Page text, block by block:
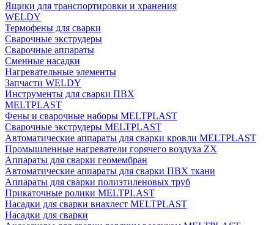
Ящики для транспортировки и хранения
WELDY
Термофены для сварки
Сварочные экструдеры
Сварочные аппараты
Сменные насадки
Нагревательные элементы
Запчасти WELDY
Инструменты для сварки ПВХ
MELTPLAST
Фены и сварочные наборы MELTPLAST
Сварочные экструдеры MELTPLAST
Автоматические аппараты для сварки кровли MELTPLAST
Промышленные нагреватели горячего воздуха ZX
Аппараты для сварки геомембран
Автоматические аппараты для сварки ПВХ ткани
Аппараты для сварки полиэтиленовых труб
Прикаточные ролики MELTPLAST
Насадки для сварки внахлест MELTPLAST
Насадки для сварки